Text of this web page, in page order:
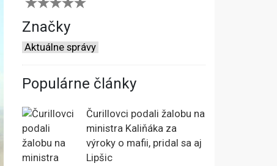
Značky
Aktuálne správy
Populárne články
Čurillovci podali žalobu na
ministra Kaliňáka za
výroky o mafii, pridal sa aj
Lipšic